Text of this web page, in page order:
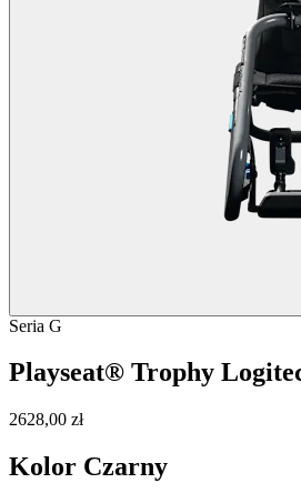
Seria G
Playseat® Trophy
2628,00 zł
Kolor Czarny